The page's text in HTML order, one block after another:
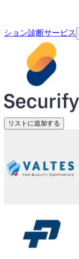
ション診断サービス
リストに追加する